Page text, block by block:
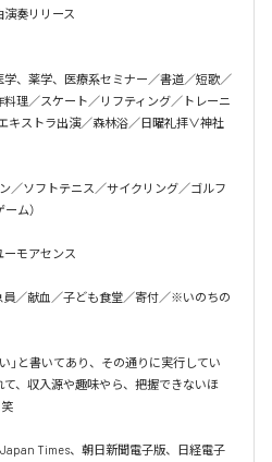
奏リリース
、薬学、医療系セミナー／書道／短歌／
理／スケート／リフティング／トレーニ
キストラ出演／森林浴／日曜礼拝∨神社
／ソフトテニス／サイクリング／ゴルフ
ム）
ーモアセンス
員／献血／子ども食堂／寄付／※いのちの
」と書いてあり、その通りに実行してい
、収入源や趣味やら、把握できないほ
Times、朝日新聞電子版、日経電子